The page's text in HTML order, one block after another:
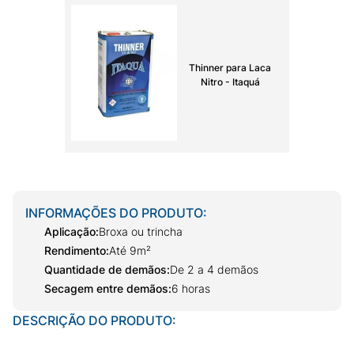
Thinner para Laca
Nitro - Itaquá
INFORMAÇÕES DO PRODUTO:
Aplicação:Broxa ou trincha
Rendimento:Até 9m²
Quantidade de demãos:De 2 a 4 demãos
Secagem entre demãos:6 horas
DESCRIÇÃO DO PRODUTO: